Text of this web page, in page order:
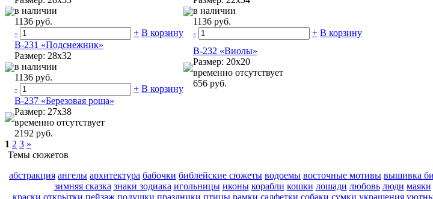
в наличии
1136 руб.
-
+ В корзину
в наличии
1136 руб.
-
+ В корзину
B-231 «Подснежник»
Размер: 28x32
в наличии
1136 руб.
-
+ В корзину
B-232 «Виолы»
Размер: 20х20
временно отсутствует
656 руб.
B-237 «Березовая роща»
Размер: 27х38
временно отсутствует
2192 руб.
1 2 3 »
Темы сюжетов
абстракция ангелы архитектура бабочки библейские сюжеты водоемы восточные мотивы вышивка
зимняя сказка знаки зодиака игольницы иконы корабли кошки лошади любовь люди маяки
краски открытки пейзаж подушки праздники птицы рамки салфетки собаки сумки украшения